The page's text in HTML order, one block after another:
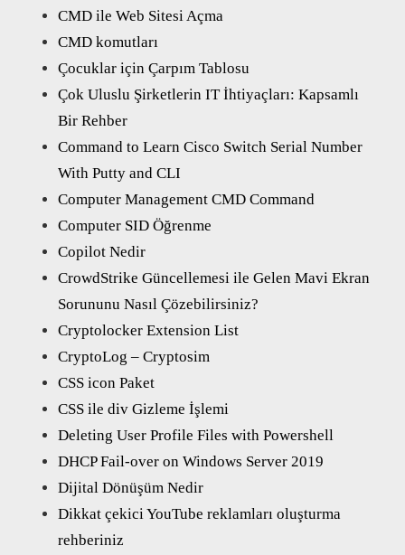
CMD ile Web Sitesi Açma
CMD komutları
Çocuklar için Çarpım Tablosu
Çok Uluslu Şirketlerin IT İhtiyaçları: Kapsamlı
Bir Rehber
Command to Learn Cisco Switch Serial Number
With Putty and CLI
Computer Management CMD Command
Computer SID Öğrenme
Copilot Nedir
CrowdStrike Güncellemesi ile Gelen Mavi Ekran
Sorununu Nasıl Çözebilirsiniz?
Cryptolocker Extension List
CryptoLog – Cryptosim
CSS icon Paket
CSS ile div Gizleme İşlemi
Deleting User Profile Files with Powershell
DHCP Fail-over on Windows Server 2019
Dijital Dönüşüm Nedir
Dikkat çekici YouTube reklamları oluşturma
rehberiniz